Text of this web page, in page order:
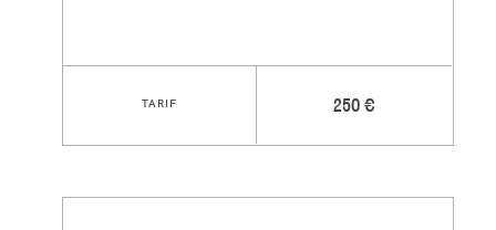
250 €
TARIF